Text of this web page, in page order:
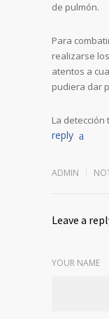
de pulmón.
Para
realizarse
atentos a
pudiera dar
La
reply
ADMIN
Leave a
YOUR NAME